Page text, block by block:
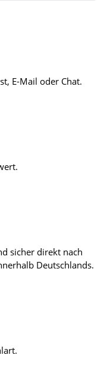
E-Mail oder Chat.
sicher direkt nach
Deutschlands.